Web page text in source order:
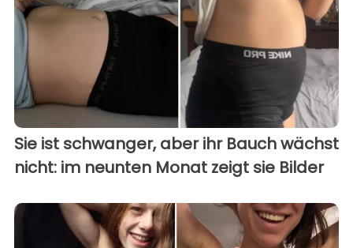
Sie ist schwanger, aber ihr Bauch wächst
nicht: im neunten Monat zeigt sie Bilder